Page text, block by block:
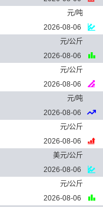
元/吨
2026-08-06
元/公斤
2026-08-06
元/公斤
2026-08-06
元/吨
2026-08-06
元/公斤
2026-08-06
美元/公斤
2026-08-06
元/公斤
2026-08-06